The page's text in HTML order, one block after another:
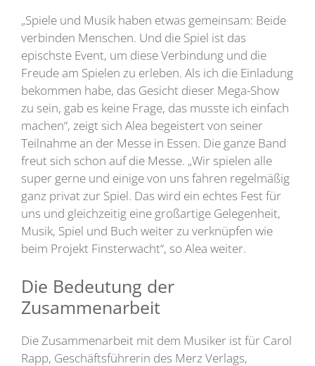
„Spiele und Musik haben etwas gemeinsam: Beide
verbinden Menschen. Und die Spiel ist das
epischste Event, um diese Verbindung und die
Freude am Spielen zu erleben. Als ich die Einladung
bekommen habe, das Gesicht dieser Mega-Show
zu sein, gab es keine Frage, das musste ich einfach
machen“, zeigt sich Alea begeistert von seiner
Teilnahme an der Messe in Essen. Die ganze Band
freut sich schon auf die Messe. „Wir spielen alle
super gerne und einige von uns fahren regelmäßig
ganz privat zur Spiel. Das wird ein echtes Fest für
uns und gleichzeitig eine großartige Gelegenheit,
Musik, Spiel und Buch weiter zu verknüpfen wie
beim Projekt Finsterwacht“, so Alea weiter.
Die Bedeutung der
Zusammenarbeit
Die Zusammenarbeit mit dem Musiker ist für Carol
Rapp, Geschäftsführerin des Merz Verlags,